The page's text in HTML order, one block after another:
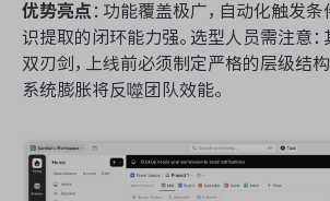
优势亮点 ：功能覆盖极广，自动化触发条
识提取的闭环能力强。选型人员需注意
双刃剑，上线前必须制定严格的层级结
系统膨胀将反噬团队效能。